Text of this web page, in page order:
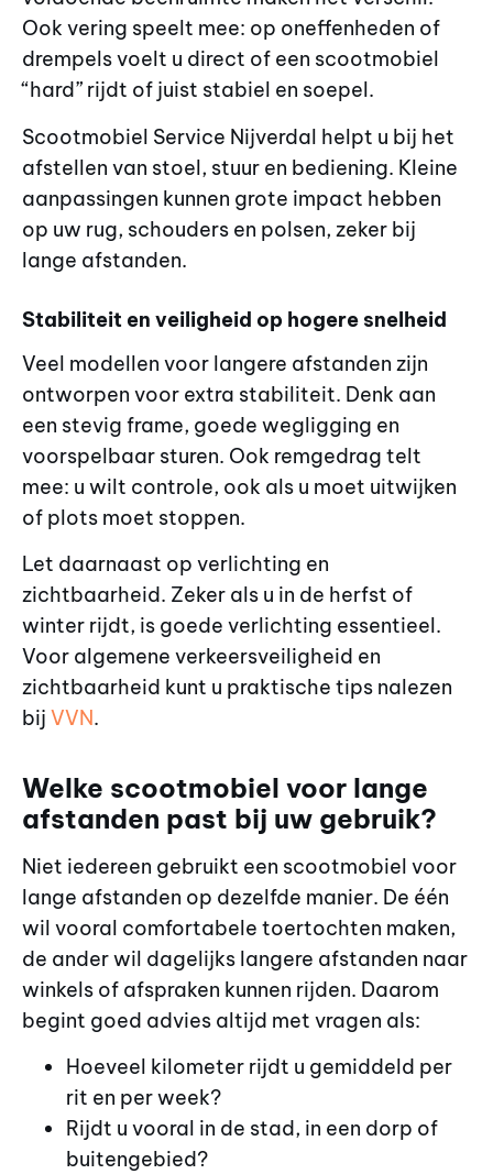
Ook vering speelt mee: op oneffenheden of
drempels voelt u direct of een scootmobiel
“hard” rijdt of juist stabiel en soepel.
Scootmobiel Service Nijverdal helpt u bij het
afstellen van stoel, stuur en bediening. Kleine
aanpassingen kunnen grote impact hebben
op uw rug, schouders en polsen, zeker bij
lange afstanden.
Stabiliteit en veiligheid op hogere snelheid
Veel modellen voor langere afstanden zijn
ontworpen voor extra stabiliteit. Denk aan
een stevig frame, goede wegligging en
voorspelbaar sturen. Ook remgedrag telt
mee: u wilt controle, ook als u moet uitwijken
of plots moet stoppen.
Let daarnaast op verlichting en
zichtbaarheid. Zeker als u in de herfst of
winter rijdt, is goede verlichting essentieel.
Voor algemene verkeersveiligheid en
zichtbaarheid kunt u praktische tips nalezen
bij VVN.
Welke scootmobiel voor lange
afstanden past bij uw gebruik?
Niet iedereen gebruikt een scootmobiel voor
lange afstanden op dezelfde manier. De één
wil vooral comfortabele toertochten maken,
de ander wil dagelijks langere afstanden naar
winkels of afspraken kunnen rijden. Daarom
begint goed advies altijd met vragen als:
Hoeveel kilometer rijdt u gemiddeld per
rit en per week?
Rijdt u vooral in de stad, in een dorp of
buitengebied?